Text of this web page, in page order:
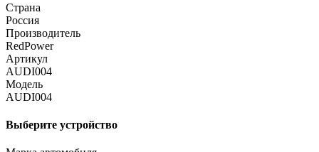
Страна
Россия
Производитель
RedPower
Артикул
AUDI004
Модель
AUDI004
Выберите устройство